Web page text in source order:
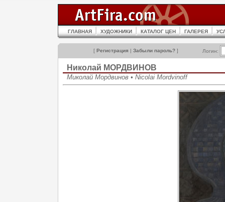
ГЛАВНАЯ ХУДОЖНИКИ КАТАЛОГ ЦЕН ГАЛЕРЕЯ
[ Регистрация | Забыли пароль? ] Логин:
Николай МОРДВИНОВ
Миколай Мордвинов • Nicolai Mordvinoff